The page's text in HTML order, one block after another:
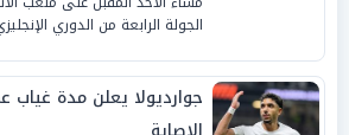
الجولة الرابعة من الدوري
جوارديولا يعلن مدة